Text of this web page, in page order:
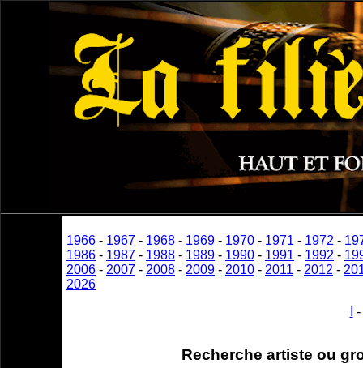
1966 - 1967 - 1968 - 1969 - 1970 - 1971 - 1972 -
1986 - 1987 - 1988 - 1989 - 1990 - 1991 - 1992 -
2006 - 2007 - 2008 - 2009 - 2010 - 2011 - 2012 -
2026
-
Recherche artiste ou